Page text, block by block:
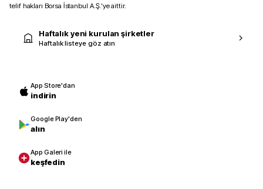
telif hakları Borsa İstanbul A.Ş.’ye aittir.
Haftalık yeni kurulan şirketler
Haftalık listeye göz atın
App Store'dan
indirin
Google Play'den
alın
App Galeri ile
keşfedin